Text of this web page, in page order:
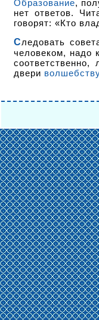
Образование,
нет ответов.
говорят: «Кто
Следовать советам и не думать над своими действиями проще всего, но это шаг в никуда. Чтобы стать счастливым
человеком, надо
двери